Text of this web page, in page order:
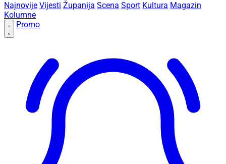
Najnovije Vijesti Županija Scena Sport Kultura Magazin
Kolumne
Promo